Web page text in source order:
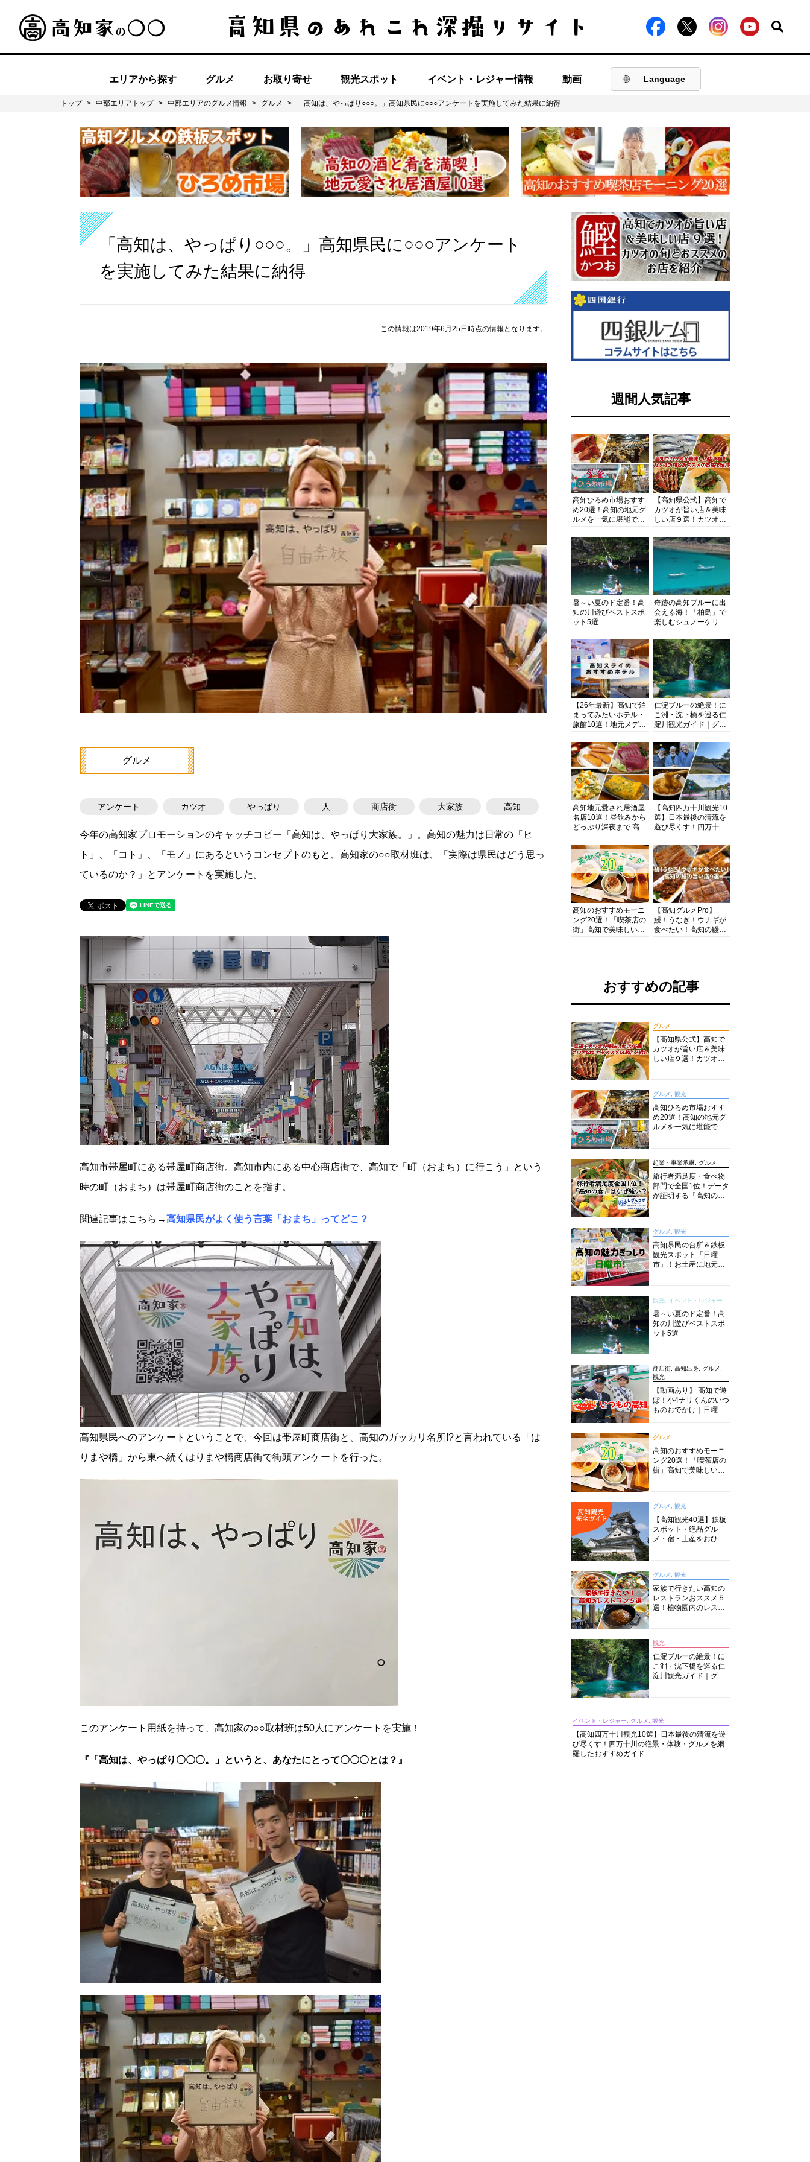
エリアから探す グルメ お取り寄せ 観光スポット イベント・レジャー情報 動画 Language
トップ > 中部エリアトップ > 中部エリアのグルメ情報 > グルメ > 「高知は、やっぱり○○○。」高知県民に○○○アンケートを実施してみた結果に納得
「高知は、やっぱり○○○。」高知県民に○○○アンケート
を実施してみた結果に納得
この情報は2019年6月25日時点の情報となります。
グルメ
アンケート カツオ やっぱり 人 商店街 大家族 高知
今年の高知家プロモーションのキャッチコピー「高知は、やっぱり大家族。」。高知の魅力は日常の「ヒ
ト」、「コト」、「モノ」にあるというコンセプトのもと、高知家の○○取材班は、「実際は県民はどう思っ
ているのか？」とアンケートを実施した。
高知市帯屋町にある帯屋町商店街。高知市内にある中心商店街で、高知で「町（おまち）に行こう」という
時の町（おまち）は帯屋町商店街のことを指す。
関連記事はこちら→高知県民がよく使う言葉「おまち」ってどこ？
高知県民へのアンケートということで、今回は帯屋町商店街と、高知のガッカリ名所!?と言われている「は
りまや橋」から東へ続くはりまや橋商店街で街頭アンケートを行った。
このアンケート用紙を持って、高知家の○○取材班は50人にアンケートを実施！
『「高知は、やっぱり〇〇〇。」というと、あなたにとって〇〇〇とは？』
週間人気記事
高知ひろめ市場おすす
め20選！高知の地元グ
ルメを一気に堪能でき
底解剖
【高知県公式】高知で
カツオが旨い店＆美味
しい店９選！カツオの
紹介
暑～い夏のド定番！高
知の川遊びベストスポ
ット5選
奇跡の高知ブルーに出
会える海！「柏島」で
楽しむシュノーケリン
浴にキャンプまで透明
度抜群の海の楽園を徹
底紹介
【26年最新】高知で泊
まってみたいホテル・
旅館10選！地元メディ
厳選
仁淀ブルーの絶景！に
こ淵・沈下橋を巡る仁
淀川観光ガイド｜グル
まで完全網羅！
高知地元愛され居酒屋
名店10選！昼飲みから
どっぷり深夜まで 高知
知グルメPro】
【高知四万十川観光10
選】日本最後の清流を
遊び尽くす！四万十川
を網羅したおすすめガ
イド
高知のおすすめモーニ
ング20選！「喫茶店の
街」高知で美味しい喫
【高知グルメPro】
鰻！うなぎ！ウナギが
食べたい！高知の鰻の
おすすめの記事
グルメ
【高知県公式】高知で
カツオが旨い店＆美味
しい店９選！カツオの
グルメ, 観光
高知ひろめ市場おすす
め20選！高知の地元グ
ルメを一気に堪能でき
起業・事業承継, グルメ
旅行者満足度・食べ物
部門で全国1位！データ
が証明する「高知の
グルメ, 観光
高知県民の台所＆鉄板
観光スポット「日曜
市」！お土産に地元野
説！
観光, イベント・レジャー
暑～い夏のド定番！高
知の川遊びベストスポ
ット5選
商店街, 高知出身, グルメ,
観光
【動画あり】 高知で遊
ぼ！小4ナリくんのいつ
ものおでかけ｜日曜市
グルメ
高知のおすすめモーニ
ング20選！「喫茶店の
街」高知で美味しい喫
グルメ, 観光
【高知観光40選】鉄板
スポット・絶品グル
メ・宿・土産をおひと
グルメ, 観光
家族で行きたい高知の
レストランおススメ５
選！植物園内のレスト
観光
仁淀ブルーの絶景！に
こ淵・沈下橋を巡る仁
淀川観光ガイド｜グル
イベント・レジャー, グルメ, 観光
【高知四万十川観光10選】日本最後の清流を遊
び尽くす！四万十川の絶景・体験・グルメを網
羅したおすすめガイド